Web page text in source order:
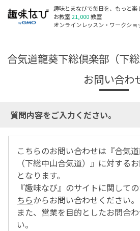
趣味とまなびで毎日を、もっと楽
お教室21,000教室
オンラインレッスン・ワークシ
合気道龍葵下総倶楽部（下
お問い合わ
質問内容をご入力ください。
こちらのお問い合わせは『合気
（下総中山合気道）』に対する
となります。
『趣味なび』のサイトに関して
ちらからお問い合わせください。
また、営業を目的としたお問合
い。